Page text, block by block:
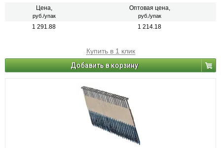
Цена,
руб./упак
Оптовая цена,
руб./упак
1 291.88 1 214.18
Купить в 1 клик
Добавить в корзину